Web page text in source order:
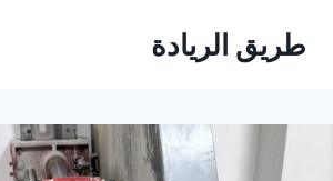
طريق الريادة